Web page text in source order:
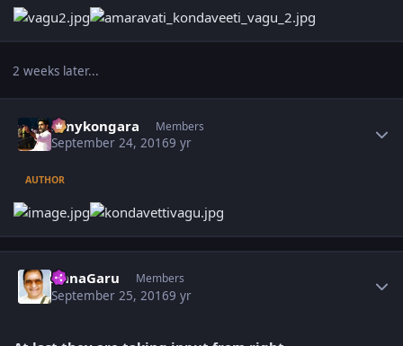
2 weeks later...
sonykongara Members
September 24, 20169 yr
AUTHOR
AnnaGaru Members
September 25, 20169 yr